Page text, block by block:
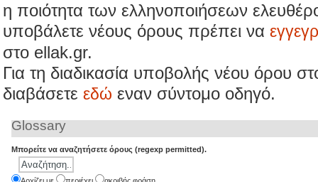
η ποιότητα των ελληνοποιήσεων
υποβάλετε νέους όρους πρέπει να
στο ellak.gr.
Για τη διαδικασία υποβολής νέου όρου
διαβάσετε εδώ εναν σύντομο οδηγό.
Glossary
Μπορείτε να αναζητήσετε όρους (regexp permitted).